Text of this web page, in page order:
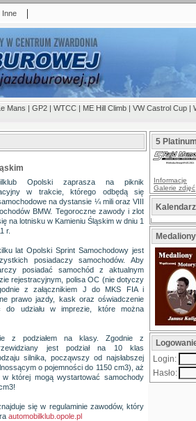
Inne |
Mans | GP2 | WTCC | ME Hill Climb | VW Castrol Cup |
Opolski zaprasza na piknik
w trakcie, którego odbędą się
na dystansie ¼ mili oraz VIII
BMW. Tegoroczne zawody i zlot
na lotnisku w Kamieniu Śląskim w dniu 1
r.
lat Opolski Sprint Samochodowy jest
posiadaczy samochodów. Aby
posiadać samochód z aktualnym
rejestracyjnym, polisa OC (nie dotyczy
z załącznikiem J do MKS FIA i
prawo jazdy, kask oraz oświadczenie
do udziału w imprezie, które można
z podziałem na klasy. Zgodnie z
jest podział na 10 klas
silnika, począwszy od najsłabszej
o pojemności do 1150 cm3), aż
której mogą wystartować samochody
się w regulaminie zawodów, który
automobilklub.opole.pl
5
Informacje
Galerie zdjęć
Login:
Hasło: